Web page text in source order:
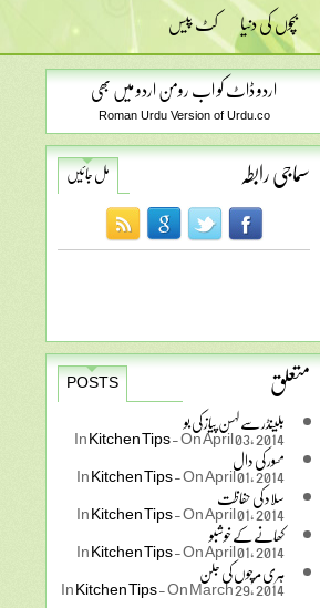
بچوں کی دنیا کٹ پیس
اردو ڈاٹ کو اب رومن اردو میں بھی
Roman Urdu Version of Urdu.co
سماجی رابطہ مل جائیں
متعلق
POSTS
بلینڈر سے لہسن پیاز کی بو
InKitchen Tips-On April 03, 2014
مسور کی دال InKitchen Tips-On April 01, 2014
سلاد کی حفاظت InKitchen Tips-On April 01, 2014
کھانے کے خوشبو InKitchen Tips-On April 01, 2014
ہری مرچوں کی جلن InKitchen Tips-On March 29, 2014